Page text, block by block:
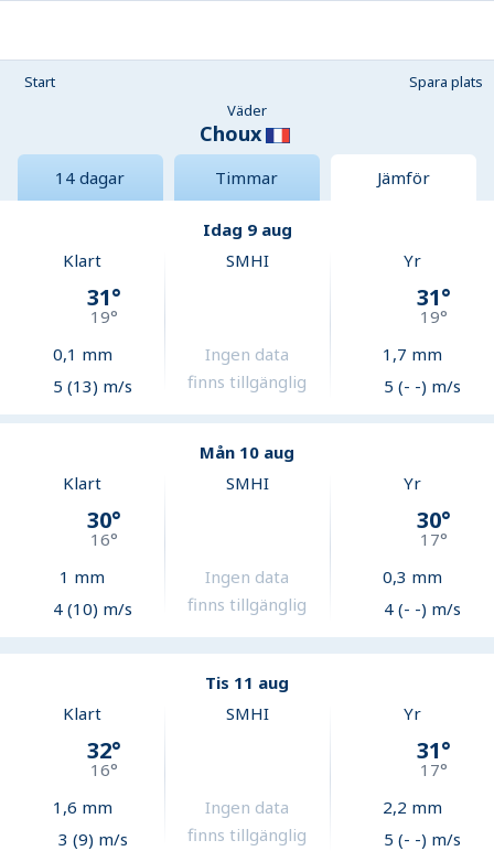
Start
Spara plats
Väder
Choux
14 dagar Timmar Jämför
Idag 9 aug
Klart
31°
19°
0,1 mm
5 (13) m/s
SMHI
Ingen data
finns tillgänglig
Yr
31°
19°
1,7 mm
5 (- -) m/s
Mån 10 aug
Klart
30°
16°
1 mm
4 (10) m/s
SMHI
Ingen data
finns tillgänglig
Yr
30°
17°
0,3 mm
4 (- -) m/s
Tis 11 aug
Klart
32°
16°
1,6 mm
3 (9) m/s
SMHI
Ingen data
finns tillgänglig
Yr
31°
17°
2,2 mm
5 (- -) m/s